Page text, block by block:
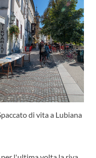
di vita a Lubiana